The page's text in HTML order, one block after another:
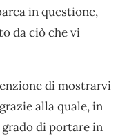
in questione,
da ciò che vi
di mostrarvi
grazie alla quale, in
di portare in